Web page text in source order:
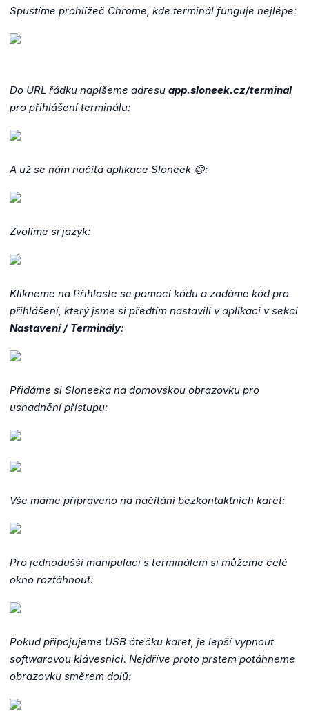
Spustíme prohlížeč Chrome, kde terminál funguje nejlépe:
Do URL řádku napíšeme adresu app.sloneek.cz/terminal
pro přihlášení terminálu:
A už se nám načítá aplikace Sloneek 😊:
Zvolíme si jazyk:
Klikneme na Přihlaste se pomocí kódu a zadáme kód pro
přihlášení, který jsme si předtím nastavili v aplikaci v sekci
Nastavení / Terminály:
Přidáme si Sloneeka na domovskou obrazovku pro
usnadnění přístupu:
Vše máme připraveno na načítání bezkontaktních karet:
Pro jednodušší manipulaci s terminálem si můžeme celé
okno roztáhnout:
Pokud připojujeme USB čtečku karet, je lepší vypnout
softwarovou klávesnici. Nejdříve proto prstem potáhneme
obrazovku směrem dolů: